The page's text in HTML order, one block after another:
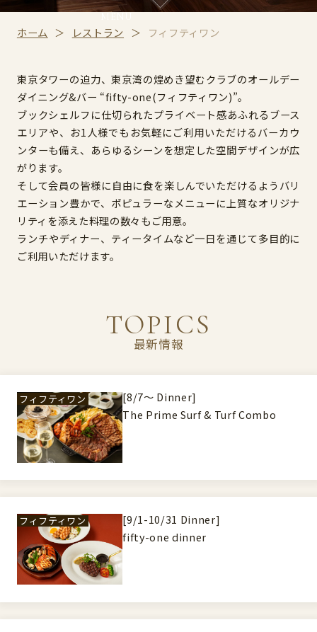
ホーム レストラン フィフティワン
東京タワーの迫力、東京湾の煌めき望むクラブのオールデー
ダイニング&バー “fifty-one(フィフティワン)”。
ブックシェルフに仕切られたプライベート感あふれるブース
エリアや、お1人様でもお気軽にご利用いただけるバーカウ
ンターも備え、あらゆるシーンを想定した空間デザインが広
がります。
そして会員の皆様に自由に食を楽しんでいただけるようバリ
エーション豊かで、ポピュラーなメニューに上質なオリジナ
リティを添えた料理の数々もご用意。
ランチやディナー、ティータイムなど一日を通じて多目的に
ご利用いただけます。
TOPICS
最新情報
フィフティワン
[8/7～ Dinner]
The Prime Surf & Turf Combo
フィフティワン
[9/1-10/31 Dinner]
fifty-one dinner